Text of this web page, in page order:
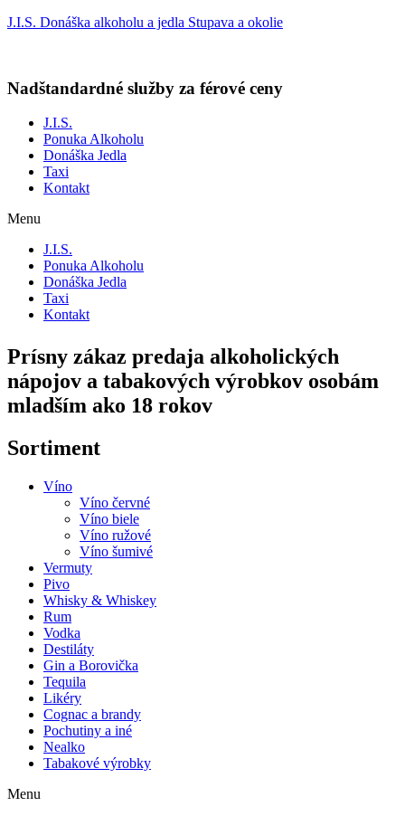
J.I.S. Donáška alkoholu a jedla Stupava a okolie
Nadštandardné služby za férové ceny
J.I.S.
Ponuka Alkoholu
Donáška Jedla
Taxi
Kontakt
Menu
J.I.S.
Ponuka Alkoholu
Donáška Jedla
Taxi
Kontakt
Prísny zákaz predaja alkoholických
nápojov a tabakových výrobkov osobám
mladším ako 18 rokov
Sortiment
Víno
Víno červné
Víno biele
Víno ružové
Víno šumivé
Vermuty
Pivo
Whisky & Whiskey
Rum
Vodka
Destiláty
Gin a Borovička
Tequila
Likéry
Cognac a brandy
Pochutiny a iné
Nealko
Tabakové výrobky
Menu